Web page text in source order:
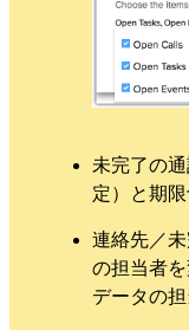
未完了の
定）と期
連絡先／
の担当者
データの